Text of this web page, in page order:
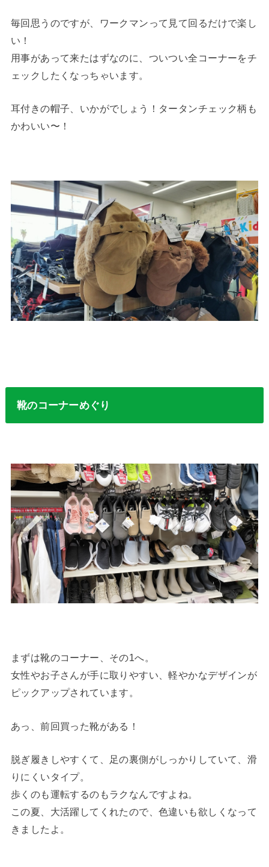
毎回思うのですが、ワークマンって見て回るだけで楽し
い！
用事があって来たはずなのに、ついつい全コーナーをチ
ェックしたくなっちゃいます。
耳付きの帽子、いかがでしょう！タータンチェック柄も
かわいい〜！
靴のコーナーめぐり
まずは靴のコーナー、その1へ。
女性やお子さんが手に取りやすい、軽やかなデザインが
ピックアップされています。
あっ、前回買った靴がある！
脱ぎ履きしやすくて、足の裏側がしっかりしていて、滑
りにくいタイプ。
歩くのも運転するのもラクなんですよね。
この夏、大活躍してくれたので、色違いも欲しくなって
きましたよ。